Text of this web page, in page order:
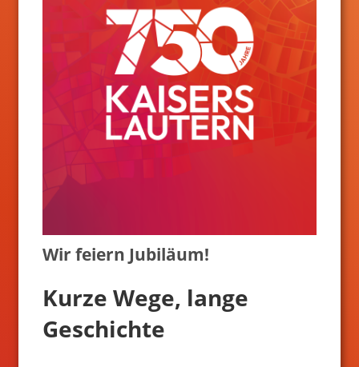
Wir feiern Jubiläum!
Kurze Wege, lange
Geschichte